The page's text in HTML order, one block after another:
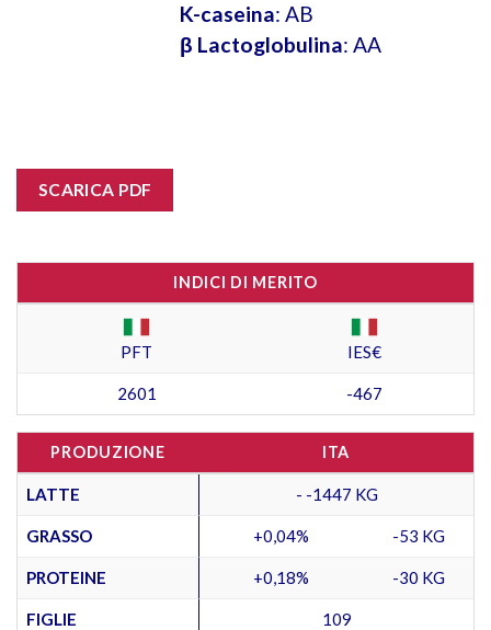
K-caseina: AB
β Lactoglobulina: AA
SCARICA PDF
INDICI DI MERITO
PFT IES€
2601 -467
PRODUZIONE ITA
LATTE - -1447 KG
GRASSO +0,04% -53 KG
PROTEINE +0,18% -30 KG
FIGLIE 109